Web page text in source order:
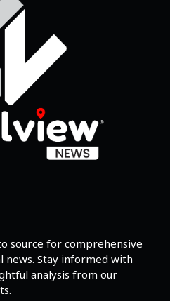
source for comprehensive
news. Stay informed with
analysis from our